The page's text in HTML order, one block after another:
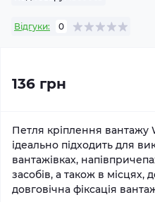
Відгуки: 0
136 грн
Петля кріплення вантажу
ідеально підходить для
вантажівках,
засобів, а також в місцях,
довговічна фіксація